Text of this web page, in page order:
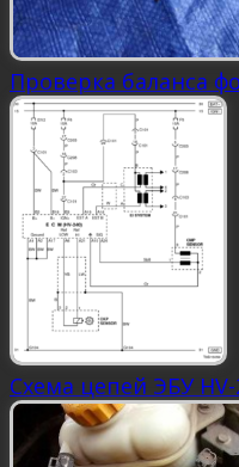
Проверка баланса
Схема цепей ЭБУ